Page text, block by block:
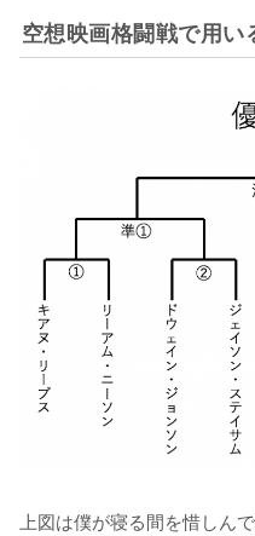
空想映画格闘戦で用
上図は僕が寝る間を惜しん